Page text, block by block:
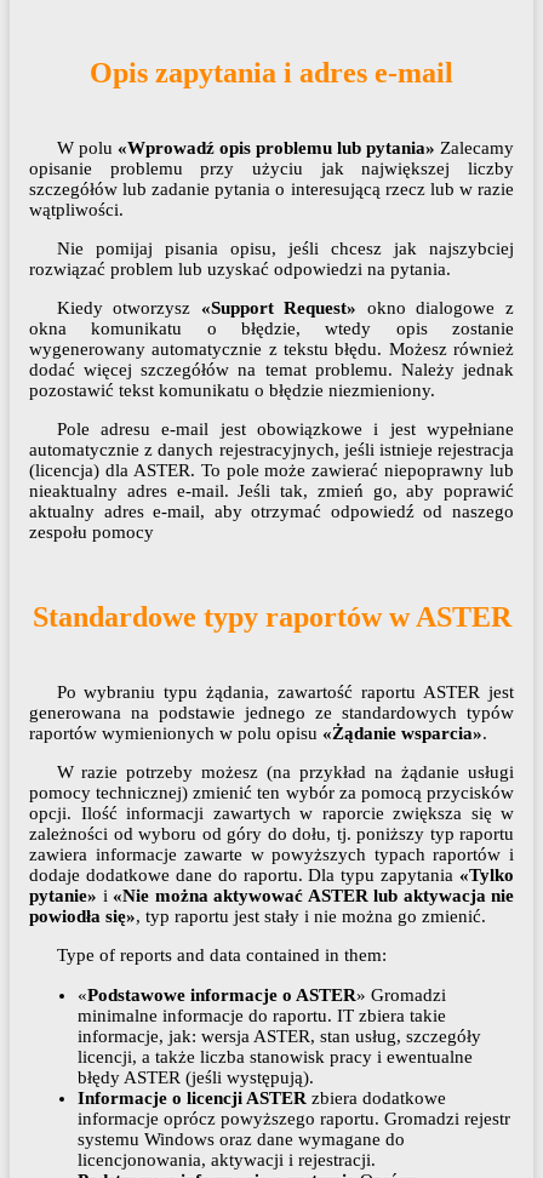
Opis zapytania i adres e-mail
W polu «Wprowadź opis problemu lub pytania» Zalecamy
opisanie problemu przy użyciu jak największej liczby
szczegółów lub zadanie pytania o interesującą rzecz lub w razie
wątpliwości.
Nie pomijaj pisania opisu, jeśli chcesz jak najszybciej
rozwiązać problem lub uzyskać odpowiedzi na pytania.
Kiedy otworzysz «Support Request» okno dialogowe z
okna komunikatu o błędzie, wtedy opis zostanie
wygenerowany automatycznie z tekstu błędu. Możesz również
dodać więcej szczegółów na temat problemu. Należy jednak
pozostawić tekst komunikatu o błędzie niezmieniony.
Pole adresu e-mail jest obowiązkowe i jest wypełniane
automatycznie z danych rejestracyjnych, jeśli istnieje rejestracja
(licencja) dla ASTER. To pole może zawierać niepoprawny lub
nieaktualny adres e-mail. Jeśli tak, zmień go, aby poprawić
aktualny adres e-mail, aby otrzymać odpowiedź od naszego
zespołu pomocy
Standardowe typy raportów w ASTER
Po wybraniu typu żądania, zawartość raportu ASTER jest
generowana na podstawie jednego ze standardowych typów
raportów wymienionych w polu opisu «Żądanie wsparcia».
W razie potrzeby możesz (na przykład na żądanie usługi
pomocy technicznej) zmienić ten wybór za pomocą przycisków
opcji. Ilość informacji zawartych w raporcie zwiększa się w
zależności od wyboru od góry do dołu, tj. poniższy typ raportu
zawiera informacje zawarte w powyższych typach raportów i
dodaje dodatkowe dane do raportu. Dla typu zapytania «Tylko
pytanie» i «Nie można aktywować ASTER lub aktywacja nie
powiodła się», typ raportu jest stały i nie można go zmienić.
Type of reports and data contained in them:
«Podstawowe informacje o ASTER» Gromadzi
minimalne informacje do raportu. IT zbiera takie
informacje, jak: wersja ASTER, stan usług, szczegóły
licencji, a także liczba stanowisk pracy i ewentualne
błędy ASTER (jeśli występują).
Informacje o licencji ASTER zbiera dodatkowe
informacje oprócz powyższego raportu. Gromadzi rejestr
systemu Windows oraz dane wymagane do
licencjonowania, aktywacji i rejestracji.